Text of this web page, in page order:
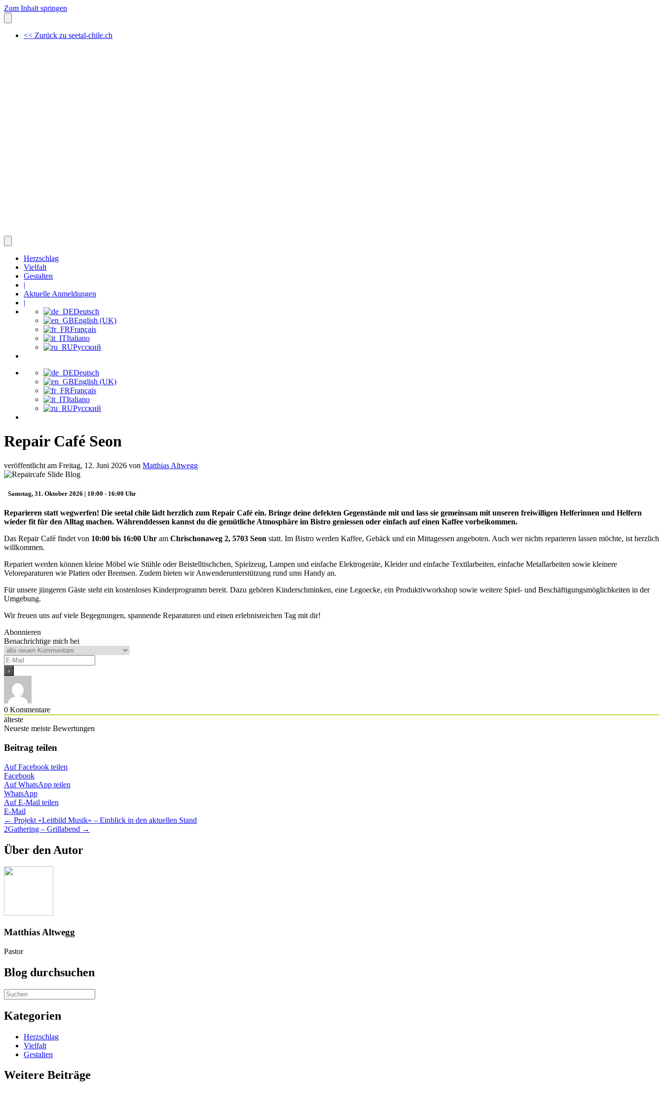
Zum Inhalt springen
<< Zurück zu seetal-chile.ch
Herzschlag
Vielfalt
Gestalten
|
Aktuelle Anmeldungen
|
Deutsch
English (UK)
Français
Italiano
Русский
Deutsch
English (UK)
Français
Italiano
Русский
Repair Café Seon
veröffentlicht am Freitag, 12. Juni 2026 von Matthias Altwegg
Samstag, 31. Oktober 2026 | 10:00 - 16:00 Uhr
Reparieren statt wegwerfen! Die seetal chile lädt herzlich zum Repair Café ein. Bringe deine defekten Gegenstände mit und lass sie gemeinsam mit unseren freiwilligen Helferinnen und Helfern
wieder fit für den Alltag machen. Währenddessen kannst du die gemütliche Atmosphäre im Bistro geniessen oder einfach auf einen Kaffee vorbeikommen.
Das Repair Café findet von 10:00 bis 16:00 Uhr am Chrischonaweg 2, 5703 Seon statt. Im Bistro werden Kaffee, Gebäck und ein Mittagessen angeboten. Auch wer nichts reparieren lassen möchte, ist herzlich
willkommen.
Repariert werden können kleine Möbel wie Stühle oder Beistelltischchen, Spielzeug, Lampen und einfache Elektrogeräte, Kleider und einfache Textilarbeiten, einfache Metallarbeiten sowie kleinere
Veloreparaturen wie Platten oder Bremsen. Zudem bieten wir Anwenderunterstützung rund ums Handy an.
Für unsere jüngeren Gäste steht ein kostenloses Kinderprogramm bereit. Dazu gehören Kinderschminken, eine Legoecke, ein Produktivworkshop sowie weitere Spiel- und Beschäftigungsmöglichkeiten in der
Umgebung.
Wir freuen uns auf viele Begegnungen, spannende Reparaturen und einen erlebnisreichen Tag mit dir!
Abonnieren
Benachrichtige mich bei
0 Kommentare
älteste
Neueste meiste Bewertungen
Beitrag teilen
Auf Facebook teilen
Facebook
Auf WhatsApp teilen
WhatsApp
Auf E-Mail teilen
E-Mail
Posts
navigation
← Projekt «Leitbild Musik» – Einblick in den aktuellen Stand
2Gathering – Grillabend →
Über den Autor
Matthias Altwegg
Pastor
Blog durchsuchen
Kategorien
Herzschlag
Vielfalt
Gestalten
Weitere Beiträge